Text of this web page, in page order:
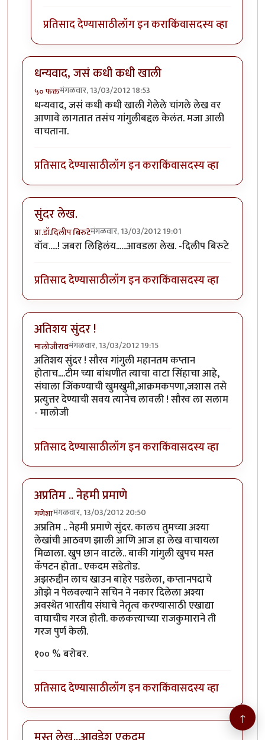
प्रतिसाद देण्यासाठीलॉग इन कराकिंवासदस्य व्हा
धन्यवाद, जसं कधी कधी खाली
५० फक्तमंगळवार, 13/03/2012 18:53
धन्यवाद, जसं कधी कधी खाली गेलेले चांगले लेख वर
आणावे लागतात तसंच गांगुलीबद्दल केलंत. मजा आली
वाचताना.
प्रतिसाद देण्यासाठीलॉग इन कराकिंवासदस्य व्हा
सुंदर लेख.
प्रा.डॉ.दिलीप बिरुटेमंगळवार, 13/03/2012 19:01
वॉव.....! जबरा लिहिलंय......आवडला लेख. -दिलीप बिरुटे
प्रतिसाद देण्यासाठीलॉग इन कराकिंवासदस्य व्हा
अतिशय सुंदर !
मालोजीरावमंगळवार, 13/03/2012 19:15
अतिशय सुंदर ! सौरव गांगुली महानतम कप्तान
होताच....टीम च्या बांधणीत त्याचा वाटा सिंहाचा आहे,
संघाला जिंकण्याची खुमखुमी,आक्रमकपणा,जशास तसे
प्रत्युत्तर देण्याची सवय त्यानेच लावली ! सौरव ला सलाम
- मालोजी
प्रतिसाद देण्यासाठीलॉग इन कराकिंवासदस्य व्हा
अप्रतिम .. नेहमी प्रमाणे
गणेशामंगळवार, 13/03/2012 20:50
अप्रतिम .. नेहमी प्रमाणे सुंदर. कालच तुमच्या अश्या
लेखांची आठवण झाली आणि आज हा लेख वाचायला
मिळाला. खुप छान वाटले.. बाकी गांगुली खुपच मस्त
कॅपटन होता.. एकदम सडेतोड.
अझरुद्दीन लाच खाउन बाहेर पडलेला, कप्तानपदाचे
ओझे न पेलवल्याने सचिन ने नकार दिलेला अश्या
अवस्थेत भारतीय संघाचे नेतृत्व करण्यासाठी एखाद्या
वाघाचीच गरज होती. कलकत्त्याच्या राजकुमाराने ती
गरज पुर्ण केली.
१०० % बरोबर.
प्रतिसाद देण्यासाठीलॉग इन कराकिंवासदस्य व्हा
↑